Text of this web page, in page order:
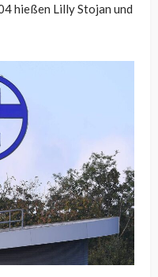
hießen Lilly Stojan und